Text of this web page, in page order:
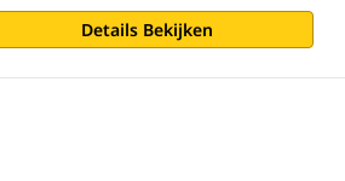
Details Bekijken